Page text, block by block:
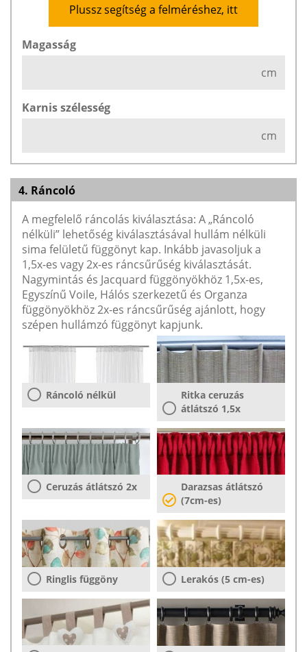
Plussz segítség a felméréshez, itt
Magasság
cm
Karnis szélesség
cm
4. Ráncoló
A megfelelő ráncolás kiválasztása: A „Ráncoló
nélküli” lehetőség kiválasztásával hullám nélküli
sima felületű függönyt kap. Inkább javasoljuk a
1,5x-es vagy 2x-es ráncsűrűség kiválasztását.
Nagymintás és Jacquard függönyökhöz 1,5x-es,
Egyszínű Voile, Hálós szerkezetű és Organza
függönyökhöz 2x-es ráncsűrűség ajánlott, hogy
szépen hullámzó függönyt kapjunk.
Ráncoló nélkül
Ritka ceruzás
átlátszó 1,5x
Ceruzás átlátszó 2x
Darazsas átlátszó
(7cm-es)
Ringlis függöny Lerakós (5 cm-es)